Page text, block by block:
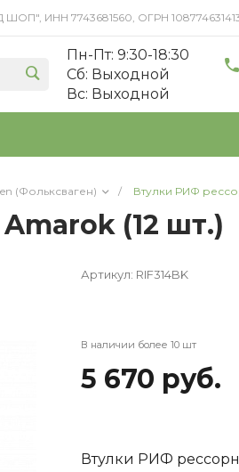
ИНН 7743681560, ОГРН
Пн-Пт: 9:30-18:30
Cб: Выходной
Вс: Выходной
(Фольксваген) / Втулки РИФ
(12 шт.)
Артикул: RIF314BK
В наличии более 10 шт
5 670 руб.
Втулки РИФ